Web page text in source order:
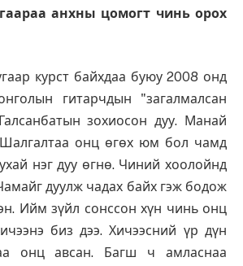
анхны цомогт чинь орох
курст байхдаа буюу 2008 онд
гитарчдын "загалмалсан
зохиосон дуу. Манай
онц өгөх юм бол чамд
нэг дуу өгнө. Чиний хоолойнд
дуулж чадах байх гэж бодож
Ийм зүйл сонссон хүн чинь онц
биз дээ. Хичээсний үр дүн
онц авсан. Багш ч амласнаа